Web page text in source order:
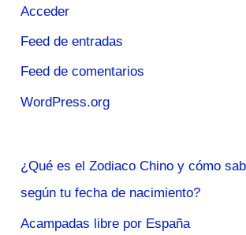
Acceder
Feed de entradas
Feed de comentarios
WordPress.org
¿Qué es el Zodiaco Chino y cómo
según tu fecha de nacimiento?
Acampadas libre por España